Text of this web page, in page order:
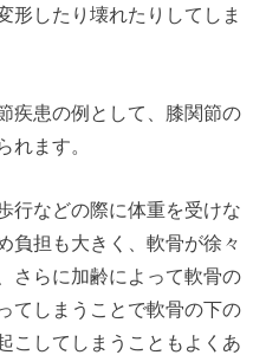
形したり壊れたりしてしま
疾患の例として、膝関節の
れます。
行などの際に体重を受けな
負担も大きく、軟骨が徐々
さらに加齢によって軟骨の
てしまうことで軟骨の下の
こしてしまうこともよくあ